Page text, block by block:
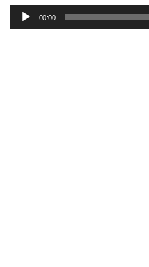
声
00:00